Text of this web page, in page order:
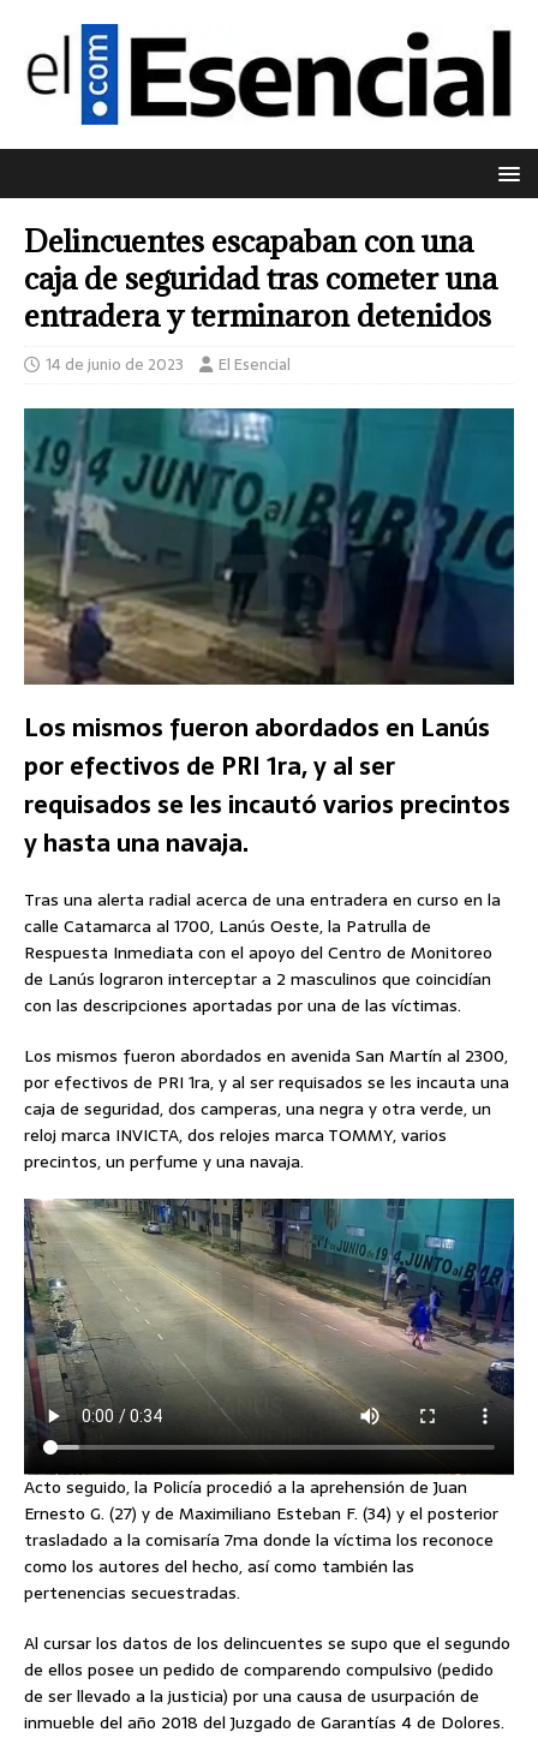
Delincuentes escapaban con una
caja de seguridad tras cometer una
entradera y terminaron detenidos
14 de junio de 2023 El Esencial
Los mismos fueron abordados en Lanús
por efectivos de PRI 1ra, y al ser
requisados se les incautó varios precintos
y hasta una navaja.
Tras una alerta radial acerca de una entradera en curso en la
calle Catamarca al 1700, Lanús Oeste, la Patrulla de
Respuesta Inmediata con el apoyo del Centro de Monitoreo
de Lanús lograron interceptar a 2 masculinos que coincidían
con las descripciones aportadas por una de las víctimas.
Los mismos fueron abordados en avenida San Martín al 2300,
por efectivos de PRI 1ra, y al ser requisados se les incauta una
caja de seguridad, dos camperas, una negra y otra verde, un
reloj marca INVICTA, dos relojes marca TOMMY, varios
precintos, un perfume y una navaja.
Acto seguido, la Policía procedió a la aprehensión de Juan
Ernesto G. (27) y de Maximiliano Esteban F. (34) y el posterior
trasladado a la comisaría 7ma donde la víctima los reconoce
como los autores del hecho, así como también las
pertenencias secuestradas.
Al cursar los datos de los delincuentes se supo que el segundo
de ellos posee un pedido de comparendo compulsivo (pedido
de ser llevado a la justicia) por una causa de usurpación de
inmueble del año 2018 del Juzgado de Garantías 4 de Dolores.